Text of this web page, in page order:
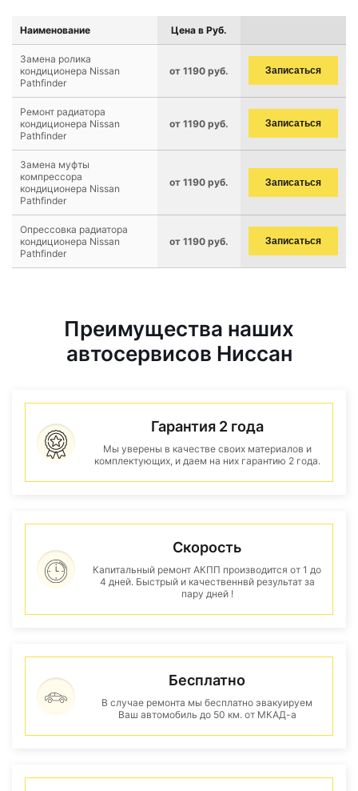
Наименование Цена в Руб.
Замена ролика
кондиционера Nissan
Pathfinder
от 1190 руб. Записаться
Ремонт радиатора
кондиционера Nissan
Pathfinder
от 1190 руб. Записаться
Замена муфты
компрессора
кондиционера Nissan
Pathfinder
от 1190 руб. Записаться
Опрессовка радиатора
кондиционера Nissan
Pathfinder
от 1190 руб. Записаться
Преимущества наших
автосервисов Ниссан
Гарантия 2 года
Мы уверены в качестве своих материалов и
комплектующих, и даем на них гарантию 2 года.
Скорость
Капитальный ремонт АКПП производится от 1 до
4 дней. Быстрый и качественнвй результат за
пару дней !
Бесплатно
В случае ремонта мы бесплатно эвакуируем
Ваш автомобиль до 50 км. от МКАД-а